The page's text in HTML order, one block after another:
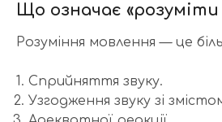
Що означає
Розуміння мовлення — це
Сприйняття звуку.
Узгодження звуку зі